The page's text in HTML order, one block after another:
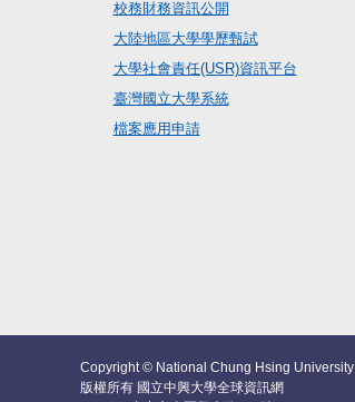
校務財務資訊公開
大陸地區大學學歷甄試
大學社會責任(USR)資訊平台
臺灣國立大學系統
檔案應用申請
Copyright © National Chung Hsing University
版權所有 國立中興大學全球資訊網